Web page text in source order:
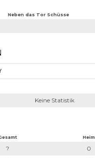
Neben das Tor Schüsse
Keine Statistik
Heim
? 0